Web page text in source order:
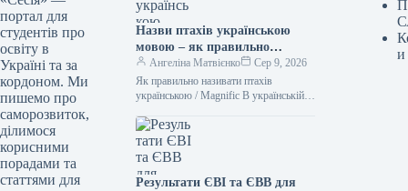
портал для
студентів про
освіту в
Україні та за
кордоном. Ми
пишемо про
саморозвиток,
ділимося
корисними
порадами та
статтями для
Назви птахів українською
мовою – як правильно
назвати лелеку, зозулю,
очеретянку
Ангеліна Матвієнко
Сер 9, 2026
Як правильно називати птахів
українською / Magnific В українській
Тому не варто “забруднювати” своє
мовлення…
Результати ЄВІ та ЄВВ для
и